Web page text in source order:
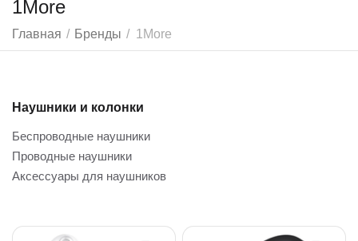
1More
Главная / Бренды / 1More
Наушники и колонки
Беспроводные наушники
Проводные наушники
Аксессуары для наушников